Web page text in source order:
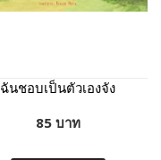
ฉันชอบเป็นตัวเองจัง
85 บาท